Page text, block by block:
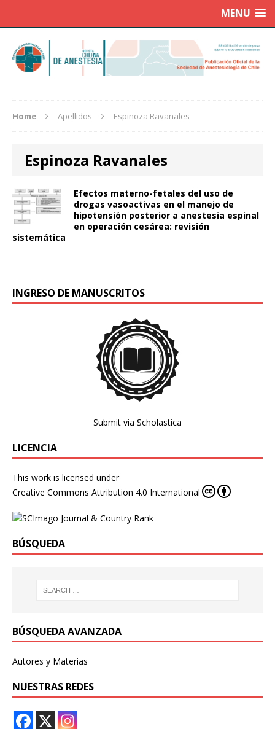
MENU
Home Apellidos Espinoza Ravanales
Espinoza Ravanales
Efectos materno-fetales del uso de
drogas vasoactivas en el manejo de
hipotensión posterior a anestesia espinal
en operación cesárea: revisión
sistemática
INGRESO DE MANUSCRITOS
Submit via Scholastica
LICENCIA
This work is licensed under
Creative Commons Attribution 4.0 International
BÚSQUEDA
BÚSQUEDA AVANZADA
Autores y Materias
NUESTRAS REDES